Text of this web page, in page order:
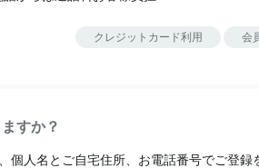
クレジットカード利用 会
すか？
個人名とご自宅住所、お電話番号でご登